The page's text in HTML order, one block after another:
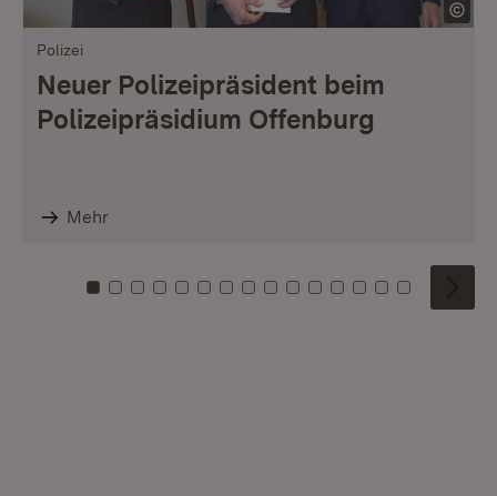
Polizei
Neuer Polizeipräsident beim
Polizeipräsidium Offenburg
Mehr
Zu Kachel: 0
Zu Kachel: 1
Zu Kachel: 2
Zu Kachel: 3
Zu Kachel: 4
Zu Kachel: 5
Zu Kachel: 6
Zu Kachel: 7
Zu Kachel: 8
Zu Kachel: 9
Zu Kachel: 10
Zu Kachel: 11
Zu Kachel: 12
Zu Kachel:
Zu